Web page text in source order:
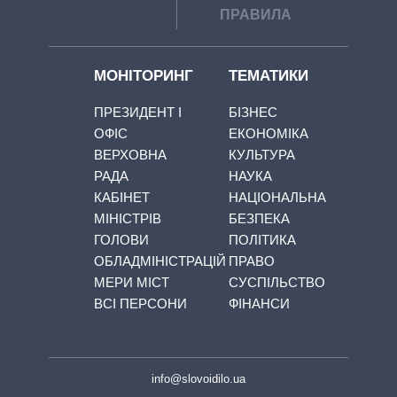
ПРАВИЛА
МОНІТОРИНГ
ПРЕЗИДЕНТ І
ОФІС
ВЕРХОВНА
РАДА
КАБІНЕТ
МІНІСТРІВ
ГОЛОВИ
ОБЛАДМІНІСТРАЦІЙ
МЕРИ МІСТ
ВСІ ПЕРСОНИ
ТЕМАТИКИ
БІЗНЕС
ЕКОНОМІКА
КУЛЬТУРА
НАУКА
НАЦІОНАЛЬНА
БЕЗПЕКА
ПОЛІТИКА
ПРАВО
СУСПІЛЬСТВО
ФІНАНСИ
info@slovoidilo.ua